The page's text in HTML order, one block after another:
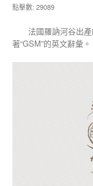
點擊數: 29089
法國羅訥河谷出產
著“GSM”的英文辭彙。